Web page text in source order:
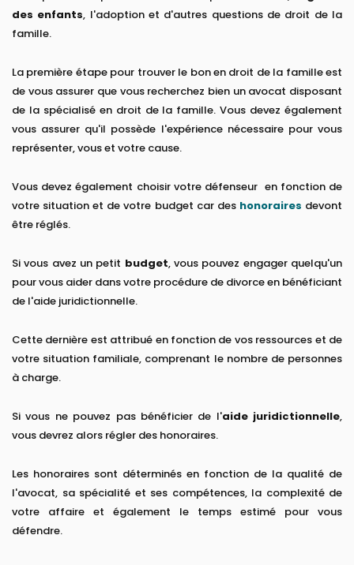
des enfants, l'adoption et d'autres questions de droit de la
famille.
La première étape pour trouver le bon en droit de la famille est
de vous assurer que vous recherchez bien un avocat disposant
de la spécialisé en droit de la famille. Vous devez également
vous assurer qu'il possède l'expérience nécessaire pour vous
représenter, vous et votre cause.
Vous devez également choisir votre défenseur en fonction de
votre situation et de votre budget car des honoraires devont
être réglés.
Si vous avez un petit budget, vous pouvez engager quelqu'un
pour vous aider dans votre procédure de divorce en bénéficiant
de l'aide juridictionnelle.
Cette dernière est attribué en fonction de vos ressources et de
votre situation familiale, comprenant le nombre de personnes
à charge.
Si vous ne pouvez pas bénéficier de l'aide juridictionnelle,
vous devrez alors régler des honoraires.
Les honoraires sont déterminés en fonction de la qualité de
l'avocat, sa spécialité et ses compétences, la complexité de
votre affaire et également le temps estimé pour vous
défendre.